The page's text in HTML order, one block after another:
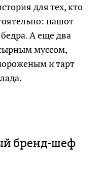
для тех, кто
пашот
А еще два
муссом,
и тарт
бренд-шеф